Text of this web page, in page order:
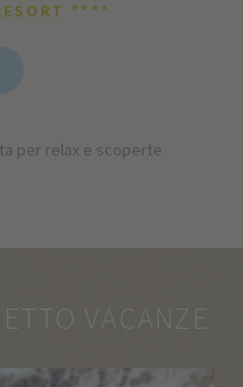
****
per relax e scoperte
VACANZE